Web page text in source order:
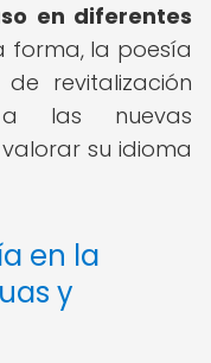
en diferentes
forma, la poesía
revitalización
las nuevas
su idioma
en la
y